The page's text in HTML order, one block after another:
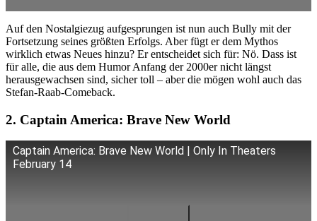
Auf den Nostalgiezug aufgesprungen ist nun auch Bully mit der
Fortsetzung seines größten Erfolgs. Aber fügt er dem Mythos
wirklich etwas Neues hinzu? Er entscheidet sich für: Nö. Dass ist
für alle, die aus dem Humor Anfang der 2000er nicht längst
herausgewachsen sind, sicher toll – aber die mögen wohl auch das
Stefan-Raab-Comeback.
2. Captain America: Brave New World
Captain America: Brave New World | Only In Theaters
February 14